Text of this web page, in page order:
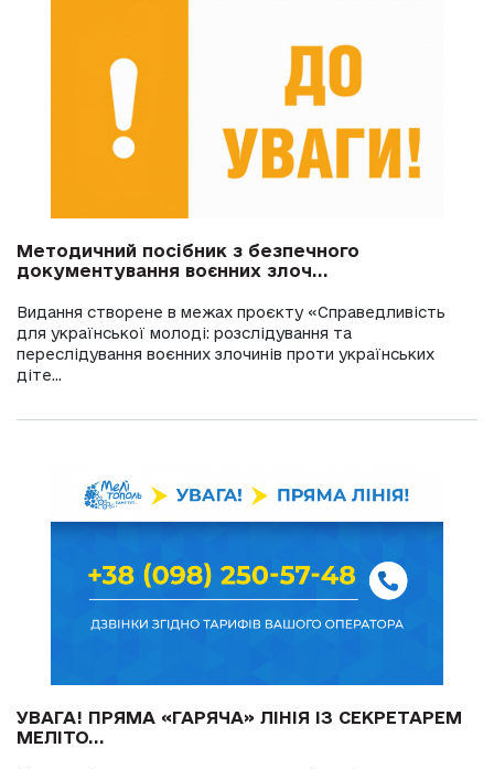
Методичний посібник з безпечного
документування воєнних злоч...
Видання створене в межах проєкту «Справедливість
для української молоді: розслідування та
переслідування воєнних злочинів проти українських
діте...
УВАГА! ПРЯМА «ГАРЯЧА» ЛІНІЯ ІЗ СЕКРЕТАРЕМ
МЕЛІТО...